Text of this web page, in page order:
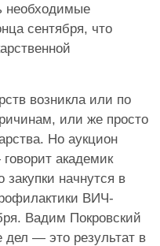
необходимые
сентября, что
возникла или по
или же просто
Но аукцион
академик
закупки начнутся в
ВИЧ-
Вадим Покровский
дел — это результат в